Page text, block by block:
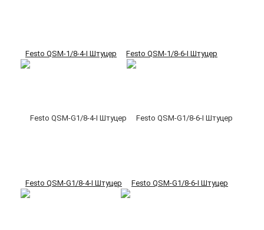
Festo QSM-1/8-4-I Штуцер Festo QSM-1/8-6-I Штуцер
Festo QSM-G1/8-4-I Штуцер Festo QSM-G1/8-6-I Штуцер